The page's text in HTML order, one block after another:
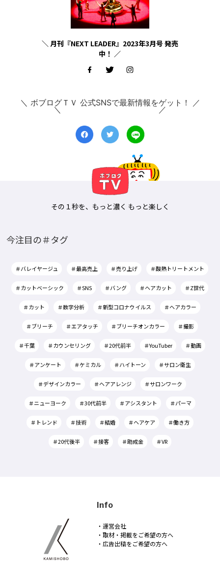
＼ 月刊『NEXT LEADER』2023年3月号 発売
中！ ／
＼ ボブログＴＶ 公式SNSで最新情報をゲット！ ／
その１秒を、もっと濃く もっと楽しく
今注目の＃タグ
＃バレイヤージュ ＃最高売上 ＃売り上げ ＃酸熱トリートメント
＃カットベーシック ＃SNS ＃バング ＃ヘアカット ＃Z世代
＃カット ＃数字分析 ＃新型コロナウイルス ＃ヘアカラー
＃ブリーチ ＃エアタッチ ＃ブリーチオンカラー ＃撮影
＃千葉 ＃カウンセリング ＃20代前半 ＃YouTuber ＃動画
＃アンケート ＃ケミカル ＃ハイトーン ＃サロン衛生
＃デザインカラー ＃ヘアアレンジ ＃サロンワーク
＃ニューヨーク ＃30代前半 ＃アシスタント ＃パーマ
＃トレンド ＃技術 ＃結婚 ＃ヘアケア ＃働き方
＃20代後半 ＃接客 ＃助成金 ＃VR
Info
・運営会社
・取材・掲載をご希望の方へ
・広告出稿をご希望の方へ